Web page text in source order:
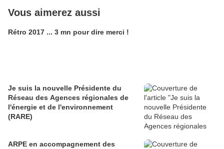
Vous aimerez aussi
Rétro 2017 ... 3 mn pour dire merci !
Je suis la nouvelle Présidente du
Réseau des Agences régionales de
l'énergie et de l'environnement
(RARE)
ARPE en accompagnement des